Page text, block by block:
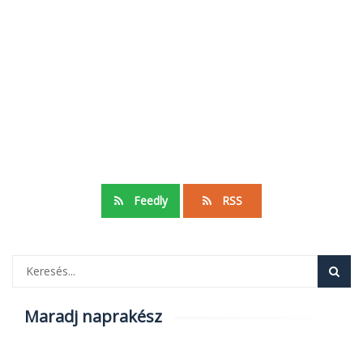
Feedly RSS
Maradj naprakész